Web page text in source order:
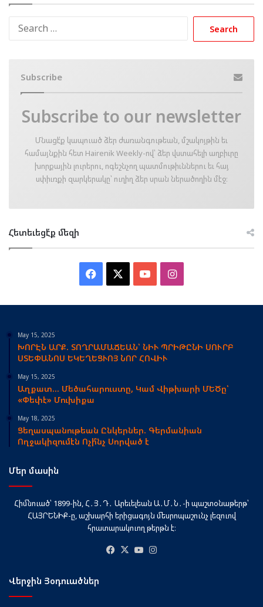
Subscribe
Subscribe to our newsletter
Մնացէ՛ք կապուած ձեր ժառանգութեան, մշակոյթին եւ
համայնքին հետ Hairenik Weekly-ով՝ ձեր վստահելի աղբիւրը
խորքային լուրերու, ոգեշնչող պատմութիւններու եւ հայ
սփիւռքի զարկերակը՝ ուղիղ ձեր սրան ներածողին մէջ։
Հետեւեցէ՛ք մեզի
Facebook YouTubeInstagram
May 15, 2025
ԽՈՐԷՆ ԱՐՔ. ՏՈՂՐԱՄԱՃԵԱՆ՝ ՆԻՒ ՊՐԻԹԸՆԻ ՍՈՒՐԲ
ՍՏԵՓԱՆՈՍ ԵԿԵՂԵՑՒՈՅ ՆՈՐ ՀՈՎԻՒ
May 15, 2025
Աղքատ… Մեծահարուստը, Կամ Վիթխարի ՄԵԾը՝
«Փեփէ» Մուխիքա
May 18, 2025
Ցեղասպանութեան Ընկերներ. Գերմանիան
Ողջակիզումէն Ոչի՞նչ Սորված է
Մեր մասին
Հիմնուած՝ 1899-ին, Հ․Յ․Դ․ Արեւելեան Ա․Մ․Ն․-ի պաշտօնաթերթ՝
ՀԱՅՐԵՆԻՔ-ը, աշխարհի երիցագոյն մեսրոպաշունչ լեզուով
հրատարակուող թերթն է։
Facebook
X YouTube
Վերջին Յօդուածներ